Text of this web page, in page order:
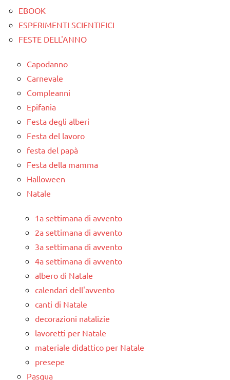
EBOOK
ESPERIMENTI SCIENTIFICI
FESTE DELL'ANNO
Capodanno
Carnevale
Compleanni
Epifania
Festa degli alberi
Festa del lavoro
festa del papà
Festa della mamma
Halloween
Natale
1a settimana di avvento
2a settimana di avvento
3a settimana di avvento
4a settimana di avvento
albero di Natale
calendari dell'avvento
canti di Natale
decorazioni natalizie
lavoretti per Natale
materiale didattico per Natale
presepe
Pasqua